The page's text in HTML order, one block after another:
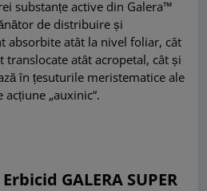
substanțe active din Galera™
de distribuire și
absorbite atât la nivel foliar, cât
atât acropetal, cât și
în țesuturile meristematice ale
„auxinic“.
GALERA SUPER